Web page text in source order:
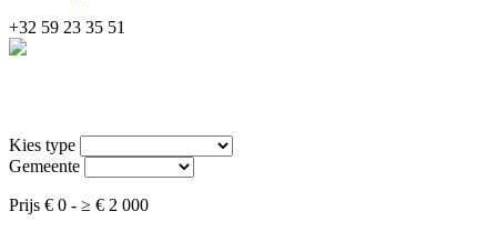
+32 59 23 35 51
Kies type
Gemeente
Prijs € 0 - ≥ € 2 000